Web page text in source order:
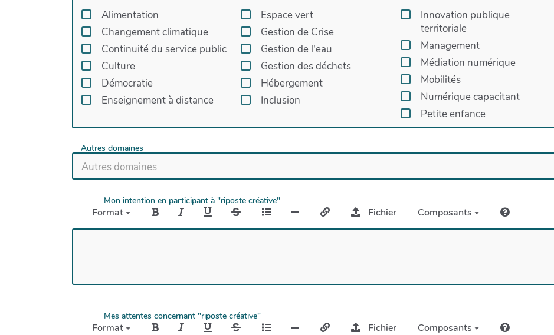
Alimentation
Changement climatique
Continuité du service public
Culture
Démocratie
Enseignement à distance
Espace vert
Gestion de Crise
Gestion de l'eau
Gestion des déchets
Hébergement
Inclusion
Innovation publique
territoriale
Management
Médiation numérique
Mobilités
Numérique capacitant
Petite enfance
Autres domaines
Mon intention en participant à "riposte créative"
Format Fichier Composants
Mes attentes concernant "riposte créative"
Format Fichier Composants